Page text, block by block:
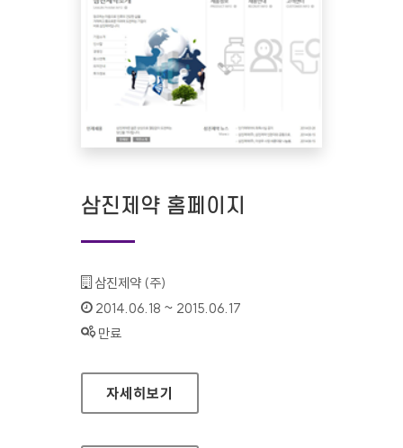
삼진제약 홈페이지
기관명 :
삼진제약 (주)
인증기간 :
2014.06.18 ~ 2015.06.17
상태 :
만료
삼진제약 홈페이지
자세히보기